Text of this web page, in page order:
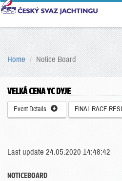
Home Notice Board
VELKÁ CENA YC DYJE
Event Details FINAL RACE
Last update 24.05.2020 14:48:42
NOTICEBOARD